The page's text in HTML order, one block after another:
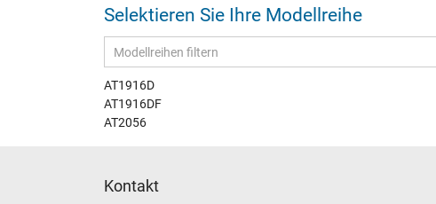
Selektieren Sie Ihre Modellreihe
AT1916D
AT1916DF
AT2056
Kontakt